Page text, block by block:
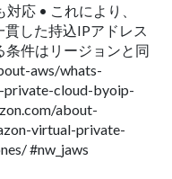
応 • これにより、
貫した持込IPアドレス
条件はリージョンと同
aws/whats-
cloud-byoip-
about-
virtual-private-
#nw_jaws